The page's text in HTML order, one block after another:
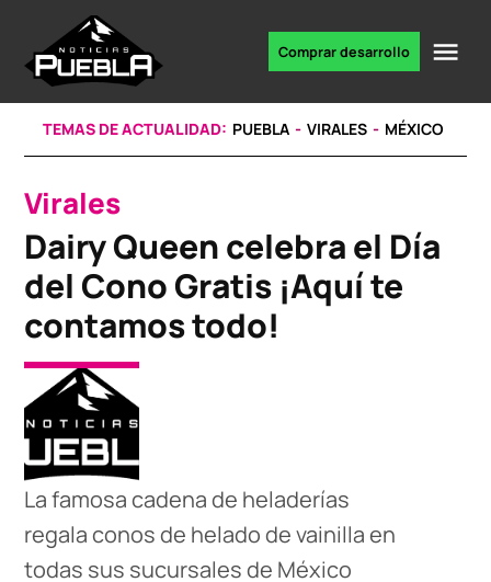
content
noticias
Comprar desarrollo
TEMAS DE ACTUALIDAD: PUEBLA VIRALES MÉXICO
POSTED
IN
Virales
Dairy Queen celebra el Día
del Cono Gratis ¡Aquí te
contamos todo!
La famosa cadena de heladerías
regala conos de helado de vainilla en
todas sus sucursales de México